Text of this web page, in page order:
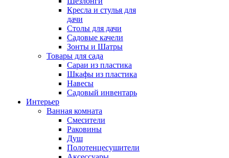
Кресла и стулья для
дачи
Столы для дачи
Садовые качели
Зонты и Шатры
Товары для сада
Сараи из пластика
Шкафы из пластика
Навесы
Садовый инвентарь
Интерьер
Ванная комната
Смесители
Раковины
Душ
Полотенцесушители